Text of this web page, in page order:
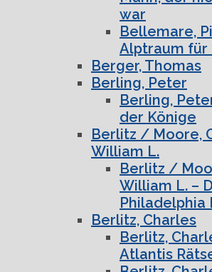
war
Bellemare,
Alptraum für
Berger, Thomas
Berling, Peter
Berling,
der Könige
Berlitz / Moore,
William L.
Berlitz /
William L. –
Philadelphia
Berlitz, Charles
Berlitz,
Atlantis